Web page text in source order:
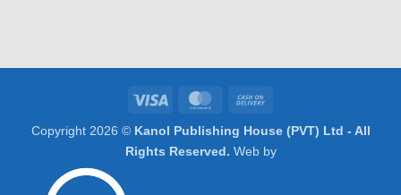
Visa MasterCard
Delivery
Copyright 2026 © Kanol Publishing House (PVT) Ltd - All
Rights Reserved. Web by